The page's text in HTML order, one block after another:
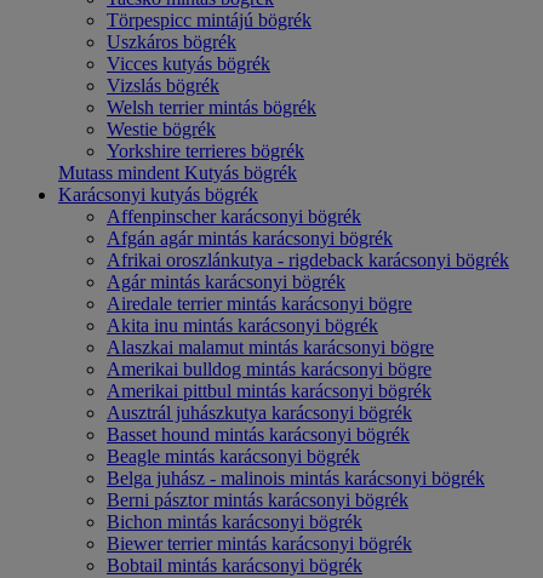
Törpespicc mintájú bögrék
Uszkáros bögrék
Vicces kutyás bögrék
Vizslás bögrék
Welsh terrier mintás bögrék
Westie bögrék
Yorkshire terrieres bögrék
Mutass mindent Kutyás bögrék
Karácsonyi kutyás bögrék
Affenpinscher karácsonyi bögrék
Afgán agár mintás karácsonyi bögrék
Afrikai oroszlánkutya - rigdeback karácsonyi bögrék
Agár mintás karácsonyi bögrék
Airedale terrier mintás karácsonyi bögre
Akita inu mintás karácsonyi bögrék
Alaszkai malamut mintás karácsonyi bögre
Amerikai bulldog mintás karácsonyi bögre
Amerikai pittbul mintás karácsonyi bögrék
Ausztrál juhászkutya karácsonyi bögrék
Basset hound mintás karácsonyi bögrék
Beagle mintás karácsonyi bögrék
Belga juhász - malinois mintás karácsonyi bögrék
Berni pásztor mintás karácsonyi bögrék
Bichon mintás karácsonyi bögrék
Biewer terrier mintás karácsonyi bögrék
Bobtail mintás karácsonyi bögrék